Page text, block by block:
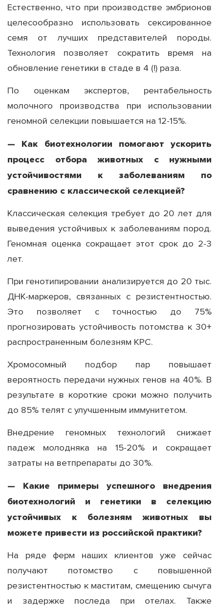
Естественно, что при производстве эмбрионов
целесообразно использовать сексированное
семя от лучших представителей породы.
Технология позволяет сократить время на
обновление генетики в стаде в 4 (!) раза.
По оценкам экспертов, рентабельность
молочного производства при использовании
геномной селекции повышается на 12-15%.
— Как биотехнологии помогают ускорить
процесс отбора животных с нужными
устойчивостями к заболеваниям по
сравнению с классической селекцией?
Классическая селекция требует до 20 лет для
выведения устойчивых к заболеваниям пород.
Геномная оценка сокращает этот срок до 2-3
лет.
При генотипировании анализируется до 20 тыс.
ДНК-маркеров, связанных с резистентностью.
Это позволяет с точностью до 75%
прогнозировать устойчивость потомства к 30+
распространенным болезням КРС.
Хромосомный подбор пар повышает
вероятность передачи нужных генов на 40%. В
результате в короткие сроки можно получить
до 85% телят с улучшенным иммунитетом.
Внедрение геномных технологий снижает
падеж молодняка на 15-20% и сокращает
затраты на ветпрепараты до 30%.
— Какие примеры успешного внедрения
биотехнологий и генетики в селекцию
устойчивых к болезням животных вы
можете привести из российской практики?
На ряде ферм наших клиентов уже сейчас
получают потомство с повышенной
резистентностью к маститам, смещению сычуга
и задержке последа при отелах. Также